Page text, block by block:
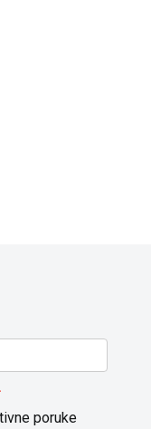
poruke